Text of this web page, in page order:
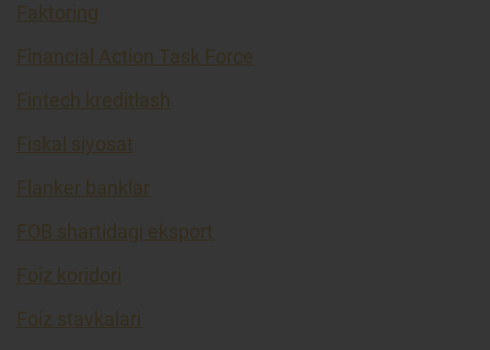
Faktoring
Financial Action Task Force
Fintech kreditlash
Fiskal siyosat
Flanker banklar
FOB shartidagi eksport
Foiz koridori
Foiz stavkalari